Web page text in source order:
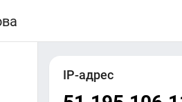
IP-адрес